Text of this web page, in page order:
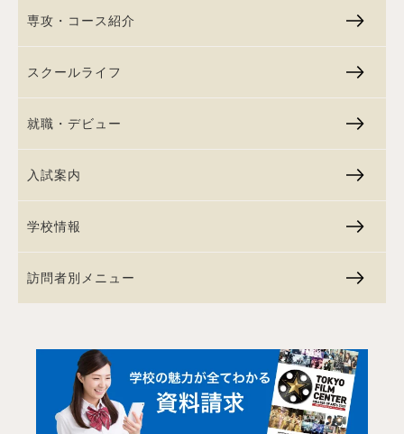
専攻・コース紹介
スクールライフ
就職・デビュー
入試案内
学校情報
訪問者別メニュー